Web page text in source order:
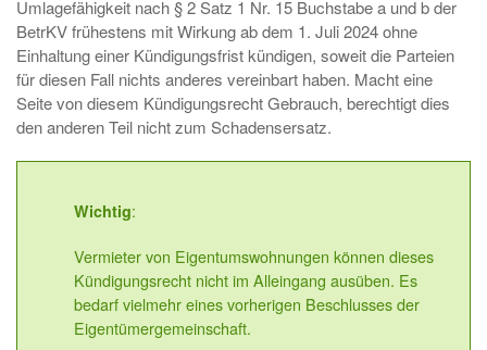
Umlagefähigkeit nach § 2 Satz 1 Nr. 15 Buchstabe a und b der
BetrKV frühestens mit Wirkung ab dem 1. Juli 2024 ohne
Einhaltung einer Kündigungsfrist kündigen, soweit die Parteien
für diesen Fall nichts anderes vereinbart haben. Macht eine
Seite von diesem Kündigungsrecht Gebrauch, berechtigt dies
den anderen Teil nicht zum Schadensersatz.
Wichtig:
Vermieter von Eigentumswohnungen können dieses
Kündigungsrecht nicht im Alleingang ausüben. Es
bedarf vielmehr eines vorherigen Beschlusses der
Eigentümergemeinschaft.